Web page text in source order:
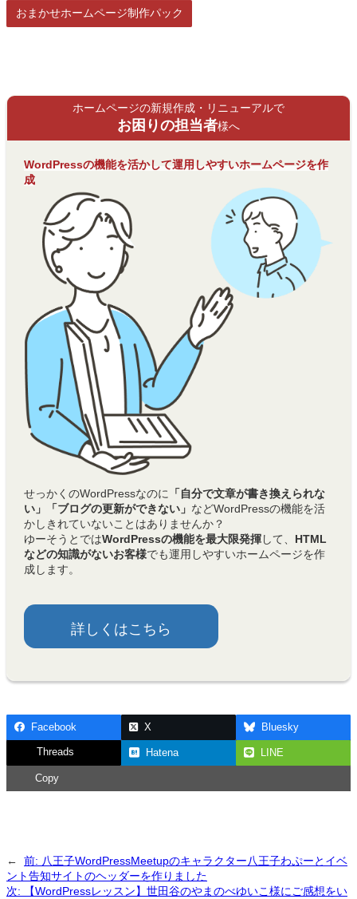
おまかせホームページ制作パック
ホームページの新規作成・リニューアルで
お困りの担当者様へ
WordPressの機能を活かして運用しやすいホームページを作
成
せっかくのWordPressなのに
「自分で文章が書き換えられな
い」「ブログの更新ができない」 などWordPressの機能を活
かしきれていないことはありませんか？
ゆーそうとではWordPressの機能を最大限発揮して、 HTML
などの知識がないお客様でも運用しやすいホームページを作
成します。
詳しくはこちら
Facebook X Bluesky
Threads Hatena LINE
Copy
← 前: 八王子WordPressMeetupのキャラクター八王子わぷーとイベ
ント告知サイトのヘッダーを作りました
次:
【WordPressレッスン】世田谷のやまのべゆいこ様にご感想をい